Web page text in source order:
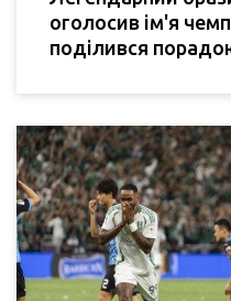
оголосив ім'я
поділився